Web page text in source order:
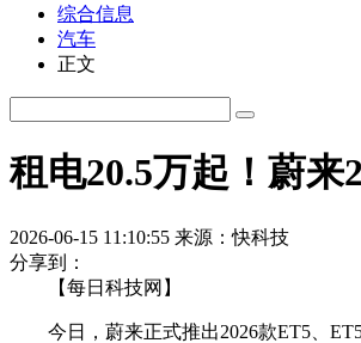
综合信息
汽车
正文
租电20.5万起！蔚
2026-06-15 11:10:55 来源：快科技
分享到：
【每日科技网】
今日，蔚来正式推出2026款ET5、